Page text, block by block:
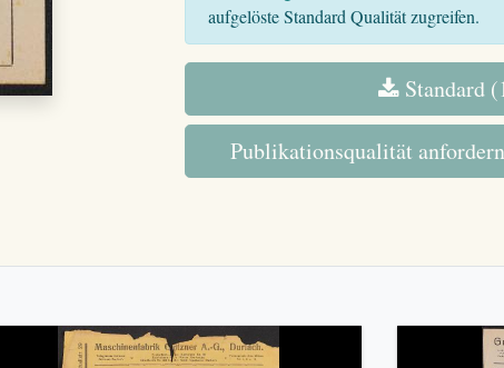
aufgelöste Standard Qualität zugreifen.
Standard
Publikationsqualität